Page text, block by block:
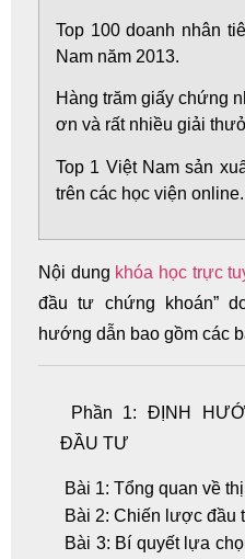
Top 100 doanh nhân
Nam năm 2013.
Hàng trăm giấy chứng
ơn và rất nhiều giải
Top 1 Việt Nam sản
trên các học viện online.
Nội dung khóa học trực
đầu tư chứng khoán”
hướng dẫn bao gồm các
Phần 1: ĐỊNH
ĐẦU TƯ
Bài 1: Tổng quan về
Bài 2: Chiến lược đầu
Bài 3: Bí quyết lựa